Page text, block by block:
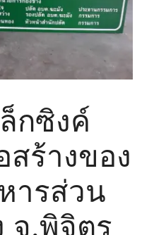
กซิงค์
สร้างของ
ารส่วน
จ.พิจิตร